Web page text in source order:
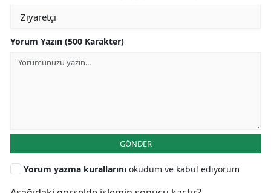
Yorum Yazın (500 Karakter)
GÖNDER
Yorum yazma kurallarını okudum ve kabul ediyorum